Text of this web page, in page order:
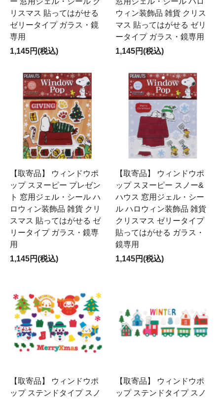
リスマス 貼ってはがせる
ゼリータイプ ガラス・鏡
専用
1,145円(税込)
ウィン装飾品 雑貨 クリス
マス 貼ってはがせる ゼリ
ータイプ ガラス・鏡専用
1,145円(税込)
【取寄品】 ウィンドウポ
ップ スヌーピー プレゼン
ト 窓用ジェル・シール ハ
ロウィン装飾品 雑貨 クリ
スマス 貼ってはがせる ゼ
リータイプ ガラス・鏡専
用
1,145円(税込)
【取寄品】 ウィンドウポ
ップ スヌーピー スノー&
ハウス 窓用ジェル・シー
ル ハロウィン装飾品 雑貨
クリスマス ゼリータイプ
貼ってはがせる ガラス・
鏡専用
1,145円(税込)
【取寄品】 ウィンドウポ
ップ ステンドタイプ スノ
【取寄品】 ウィンドウポ
ップ ステンドタイプ スノ